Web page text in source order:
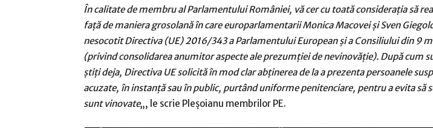
În calitate de membru al Parlamentului României, vă cer cu toată consideraţia să
faţă de maniera grosolană în care europarlamentarii Monica Macovei şi Sven
nesocotit Directiva (UE) 2016/343 a Parlamentului European şi a Consiliului din 9
(privind consolidarea anumitor aspecte ale prezumţiei de nevinovăţie). După cum
ştiţi deja, Directiva UE solicită în mod clar abţinerea de la a prezenta persoanele
acuzate, în instanţă sau în public, purtând uniforme penitenciare, pentru a evita să
sunt vinovate„, le scrie Pleşoianu membrilor PE.